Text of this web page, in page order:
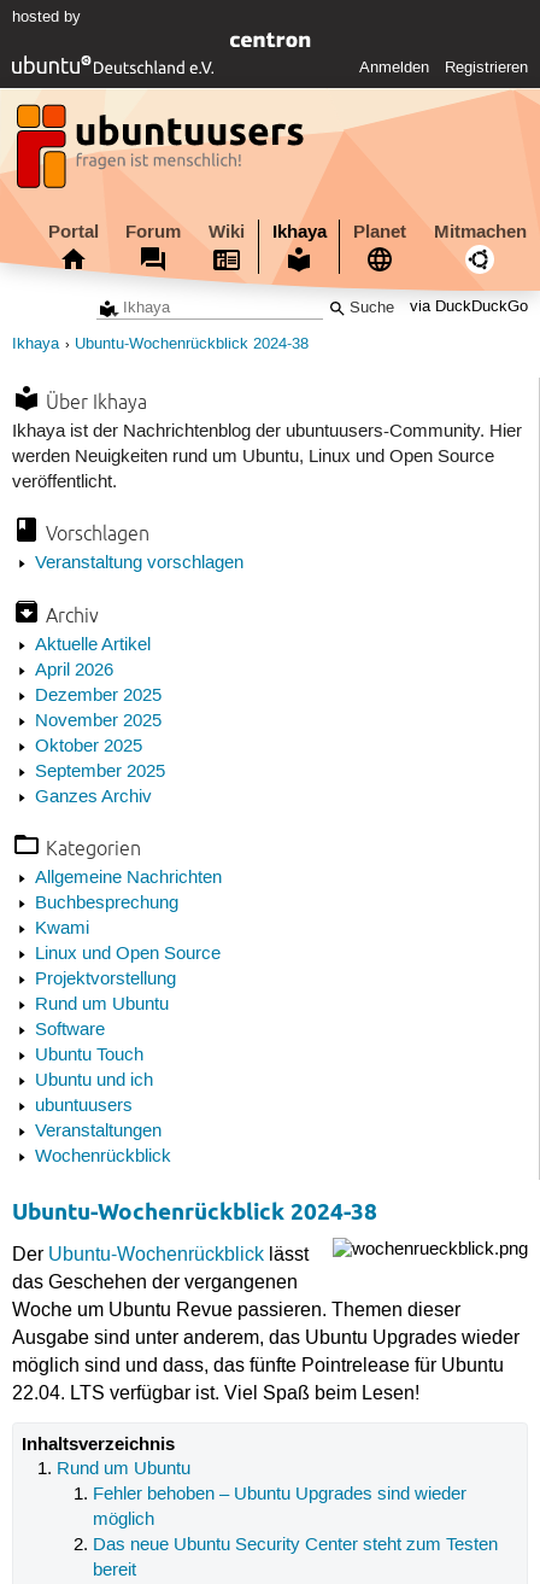
hosted by
Anmelden Registrieren
Portal Forum Wiki Ikhaya Planet Mitmachen
via DuckDuckGo
Ikhaya Ubuntu-Wochenrückblick 2024-38
Über Ikhaya
Ikhaya ist der Nachrichtenblog der ubuntuusers-Community. Hier
werden Neuigkeiten rund um Ubuntu, Linux und Open Source
veröffentlicht.
Vorschlagen
Veranstaltung vorschlagen
Archiv
Aktuelle Artikel
April 2026
Dezember 2025
November 2025
Oktober 2025
September 2025
Ganzes Archiv
Kategorien
Allgemeine Nachrichten
Buchbesprechung
Kwami
Linux und Open Source
Projektvorstellung
Rund um Ubuntu
Software
Ubuntu Touch
Ubuntu und ich
ubuntuusers
Veranstaltungen
Wochenrückblick
Ubuntu-Wochenrückblick 2024-38
Der Ubuntu-Wochenrückblicklässt
das Geschehen der vergangenen
Woche um Ubuntu Revue passieren. Themen dieser
Ausgabe sind unter anderem, das Ubuntu Upgrades wieder
möglich sind und dass, das fünfte Pointrelease für Ubuntu
22.04. LTS verfügbar ist. Viel Spaß beim Lesen!
Inhaltsverzeichnis
Rund um Ubuntu
Fehler behoben – Ubuntu Upgrades sind wieder
möglich
Das neue Ubuntu Security Center steht zum Testen
bereit